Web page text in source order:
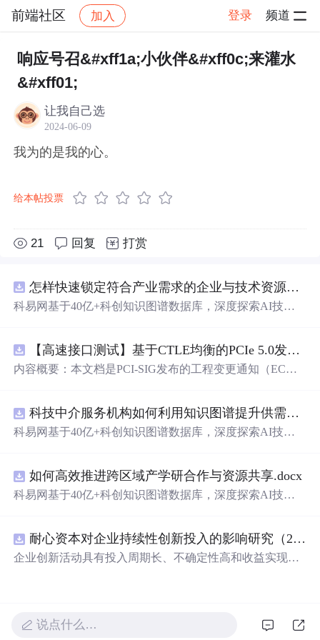
前端社区 加入 登录 频道
社区 前端社区 感慨 帖子详情
响应号召&#xff1a;小伙伴&#xff0c;来灌水
&#xff01;
让我自己选
2024-06-09
我为的是我的心。
给本帖投票
21 回复 打赏
怎样快速锁定符合产业需求的企业与技术资源？.docx
科易网基于40亿+科创知识图谱数据库，深度探索AI技术
新领域的AI+数智化解决方案，推动科技创新与产业创新
智能化发展。
【高速接口测试】基于CTLE均衡的PCIe 5.0发射机抖动测量方法：32 GT/s速率下精确评估硅基抖动分量的技术方案
内容概要：本文档是PCI-SIG发布的工程变更通知（EC
式”替代原有的S参数去嵌入法，通过在被测通道应用基于
CTLE的均衡来减少因信道损耗导致的信号退化，从而更准
了传统去嵌入过程中高频噪声放大带来的测量不准确性。
对于2.5至16.0 GT/s速率，原有测量方法保持不变。; 适合
人群：从事高速接口设计、验证或测试的工程师，尤其是
科技中介服务机构如何利用知识图谱提升供需匹配精准度？.docx
科易网基于40亿+科创知识图谱数据库，深度探索AI技术
新领域的AI+数智化解决方案，推动科技创新与产业创新
智能化发展。
如何高效推进跨区域产学研合作与资源共享.docx
科易网基于40亿+科创知识图谱数据库，深度探索AI技术
新领域的AI+数智化解决方案，推动科技创新与产业创新
智能化发展。
耐心资本对企业持续性创新投入的影响研究（2010-2024年）
企业创新活动具有投入周期长、不确定性高和收益实现滞
解融资约束、优化公司治理结构以及增强企业风险承担能
力，为企业持续开展创新活动提供长期稳定支持 本文基于
说点什么…